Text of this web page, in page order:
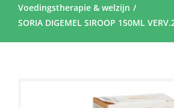
Voedingstherapie & welzijn
SORIA DIGEMEL SIROOP 150ML